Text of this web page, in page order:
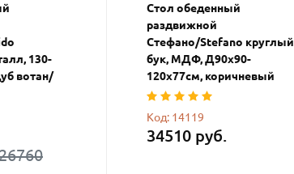
130-
вотан/
Стол обеденный
раздвижной
Стефано/Stefano круглый
бук, МДФ, Д90х90-
120х77см, коричневый
Код: 14119
34510 руб.